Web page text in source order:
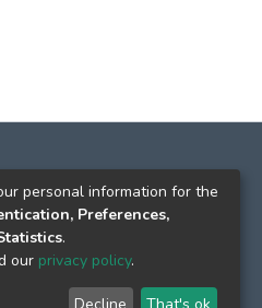
2
personal information for the
Preferences,
.
our privacy policy.